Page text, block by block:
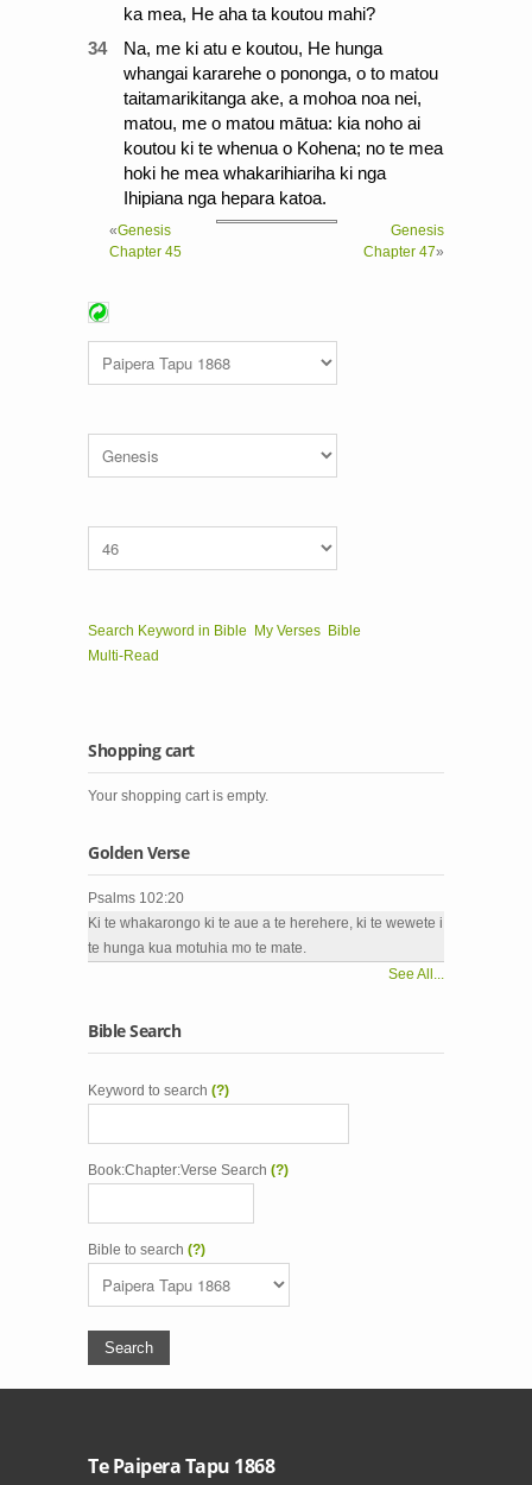
ka mea, He aha ta koutou mahi?
34
Na, me ki atu e koutou, He hunga
whangai kararehe o pononga, o to matou
taitamarikitanga ake, a mohoa noa nei,
matou, me o matou mātua: kia noho ai
koutou ki te whenua o Kohena; no te mea
hoki he mea whakarihiariha ki nga
Ihipiana nga hepara katoa.
«Genesis
Chapter 45
Genesis
Chapter 47»
Search Keyword in Bible My Verses Bible
Multi-Read
Shopping cart
Your shopping cart is empty.
Golden Verse
Psalms 102:20
Ki te whakarongo ki te aue a te herehere, ki te wewete i
te hunga kua motuhia mo te mate.
See All...
Bible Search
Keyword to search (?)
Book:Chapter:Verse Search (?)
Bible to search (?)
Te Paipera Tapu 1868